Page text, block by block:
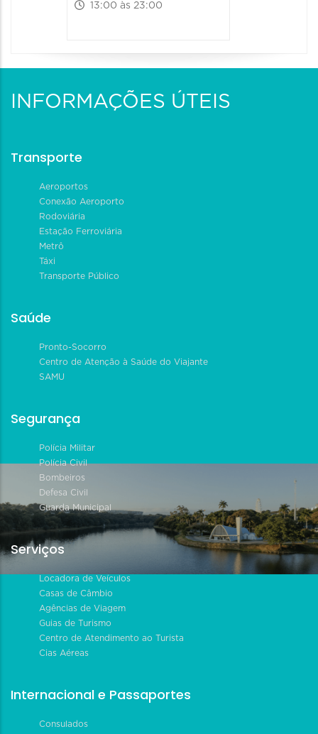
13:00 às 23:00
INFORMAÇÕES ÚTEIS
Transporte
Aeroportos
Conexão Aeroporto
Rodoviária
Estação Ferroviária
Metrô
Táxi
Transporte Público
Saúde
Pronto-Socorro
Centro de Atenção à Saúde do Viajante
SAMU
Segurança
Polícia Militar
Polícia Civil
Bombeiros
Defesa Civil
Guarda Municipal
Serviços
Locadora de Veículos
Casas de Câmbio
Agências de Viagem
Guias de Turismo
Centro de Atendimento ao Turista
Cias Aéreas
Internacional e Passaportes
Consulados